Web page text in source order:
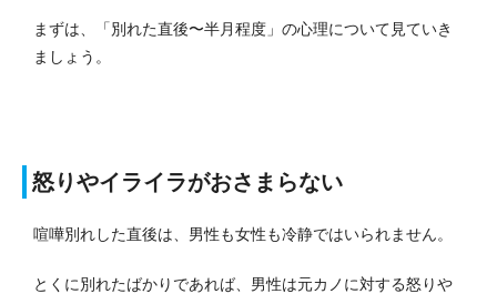
まずは、「別れた直後〜半月程度」の心理について見ていき
ましょう。
怒りやイライラがおさまらない
喧嘩別れした直後は、男性も女性も冷静ではいられません。
とくに別れたばかりであれば、男性は元カノに対する怒りや